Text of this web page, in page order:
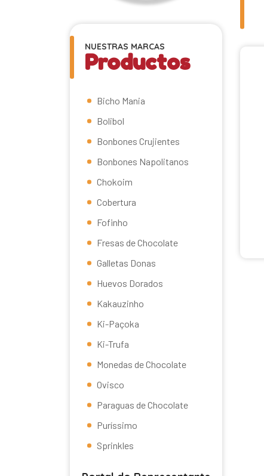
NUESTRAS MARCAS
Productos
Bicho Mania
Bolibol
Bonbones Crujientes
Bonbones Napolitanos
Chokoim
Cobertura
Fofinho
Fresas de Chocolate
Galletas Donas
Huevos Dorados
Kakauzinho
Ki-Paçoka
Ki-Trufa
Monedas de Chocolate
Ovisco
Paraguas de Chocolate
Puríssimo
Sprinkles